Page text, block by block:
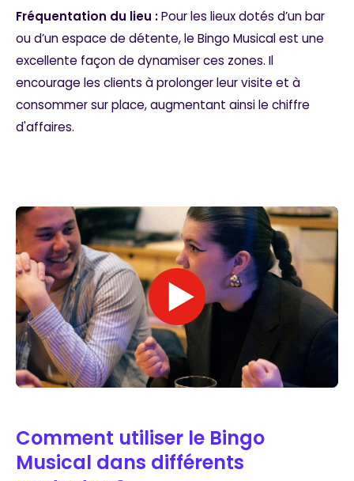
Fréquentation du lieu :Pour les lieux dotés d’un bar
ou d’un espace de détente, le Bingo Musical est une
excellente façon de dynamiser ces zones. Il
encourage les clients à prolonger leur visite et à
consommer sur place, augmentant ainsi le chiffre
d'affaires.
Comment utiliser le Bingo
Musical dans différents